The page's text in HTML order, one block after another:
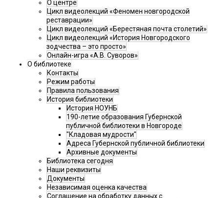
О центре
Цикл видеолекций «Феномен новгородской
реставрации»
Цикл видеолекций «Берестяная почта столетий»
Цикл видеолекций «История Новгородского
зодчества – это просто»
Онлайн-игра «А.В. Суворов»
О библиотеке
Контакты
Режим работы
Правила пользования
История библиотеки
История НОУНБ
190-летие образования Губернской
публичной библиотеки в Новгороде
"Кладовая мудрости"
Адреса Губернской публичной библиотеки
Архивные документы
Библиотека сегодня
Наши реквизиты
Документы
Независимая оценка качества
Соглашение на обработку данных с